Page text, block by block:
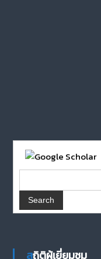
สถิติผู้เยี่ยมชม